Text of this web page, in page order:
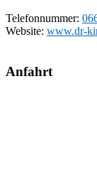
Telefonnummer:
Website: www.dr-
Anfahrt